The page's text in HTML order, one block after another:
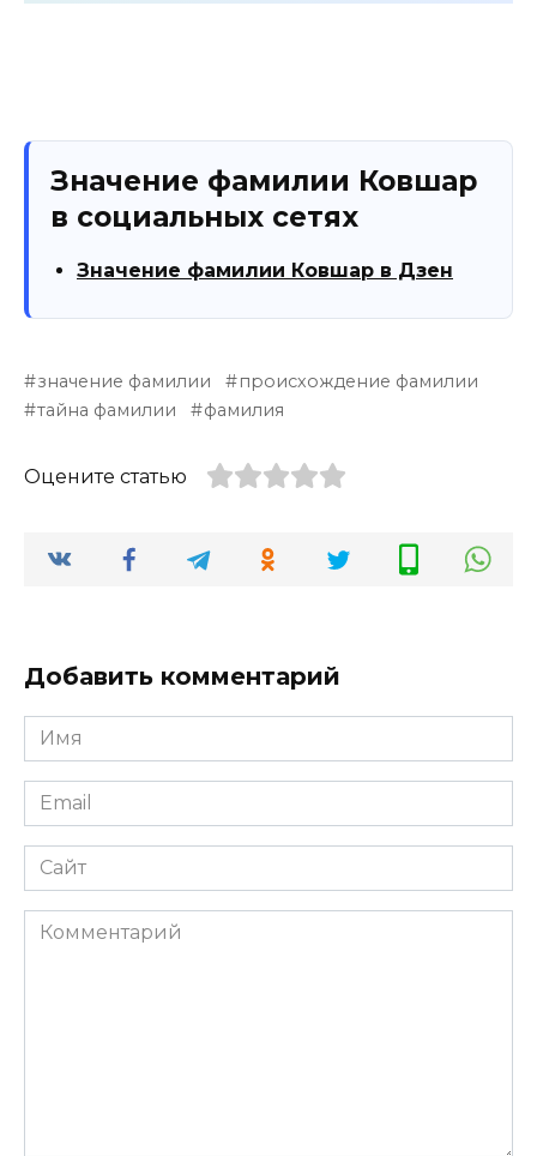
Значение фамилии Ковшар
в социальных сетях
Значение фамилии Ковшар в Дзен
значение фамилии
происхождение фамилии
тайна фамилии
фамилия
Оцените статью
Добавить комментарий
Имя
*
Email
*
Сайт
Комментарий